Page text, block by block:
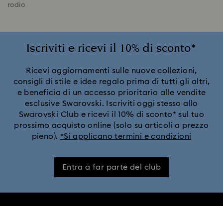
rodio
Iscriviti e ricevi il 10% di sconto*
Ricevi aggiornamenti sulle nuove collezioni,
consigli di stile e idee regalo prima di tutti gli altri,
e beneficia di un accesso prioritario alle vendite
esclusive Swarovski. Iscriviti oggi stesso allo
Swarovski Club e ricevi il 10% di sconto* sul tuo
prossimo acquisto online (solo su articoli a prezzo
pieno). *Si applicano termini e condizioni
Entra a far parte del club